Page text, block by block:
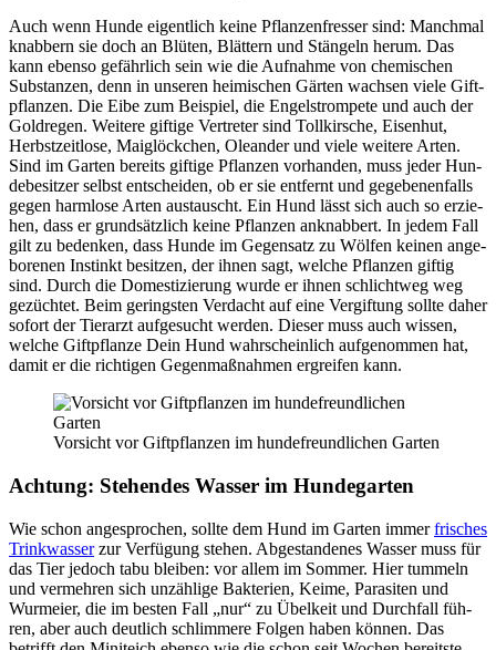
Auch wenn Hun­de eigent­lich kei­ne Pflan­zen­fres­ser sind: Manch­mal
knab­bern sie doch an Blü­ten, Blät­tern und Stän­geln her­um. Das
kann eben­so gefähr­lich sein wie die Auf­nah­me von che­mi­schen
Sub­stan­zen, denn in unse­ren hei­mi­schen Gär­ten wach­sen vie­le Gift­
pflan­zen. Die Eibe zum Bei­spiel, die Engels­trom­pe­te und auch der
Gold­re­gen. Wei­te­re gif­ti­ge Ver­tre­ter sind Toll­kir­sche, Eisen­hut,
Herbst­zeit­lo­se, Mai­glöck­chen, Ole­an­der und vie­le wei­te­re Arten.
Sind im Gar­ten bereits gif­ti­ge Pflan­zen vor­han­den, muss jeder Hun­
de­be­sit­zer selbst ent­schei­den, ob er sie ent­fernt und gege­be­nen­falls
gegen harm­lo­se Arten aus­tauscht. Ein Hund lässt sich auch so erzie­
hen, dass er grund­sätz­lich kei­ne Pflan­zen anknab­bert. In jedem Fall
gilt zu beden­ken, dass Hun­de im Gegen­satz zu Wöl­fen kei­nen ange­
bo­re­nen Instinkt besit­zen, der ihnen sagt, wel­che Pflan­zen gif­tig
sind. Durch die Domes­ti­zie­rung wur­de er ihnen schlicht­weg weg
gezüch­tet. Beim gerings­ten Ver­dacht auf eine Ver­gif­tung soll­te daher
sofort der Tier­arzt auf­ge­sucht wer­den. Die­ser muss auch wis­sen,
wel­che Gift­pflan­ze Dein Hund wahr­schein­lich auf­ge­nom­men hat,
damit er die rich­ti­gen Gegen­maß­nah­men ergrei­fen kann.
Vor­sicht vor Gift­pflan­zen im hun­de­freund­li­chen Gar­ten
Ach­tung: Ste­hen­des Was­ser im Hun­de­gar­ten
Wie schon ange­spro­chen, soll­te dem Hund im Gar­ten immerfri­sches
Trink­was­serzur Ver­fü­gung ste­hen. Abge­stan­de­nes Was­ser muss für
das Tier jedoch tabu blei­ben: vor allem im Som­mer. Hier tum­meln
und ver­meh­ren sich unzäh­li­ge Bak­te­ri­en, Kei­me, Para­si­ten und
Wurm­ei­er, die im bes­ten Fall „nur“ zu Übel­keit und Durch­fall füh­
ren, aber auch deut­lich schlim­me­re Fol­gen haben kön­nen. Das